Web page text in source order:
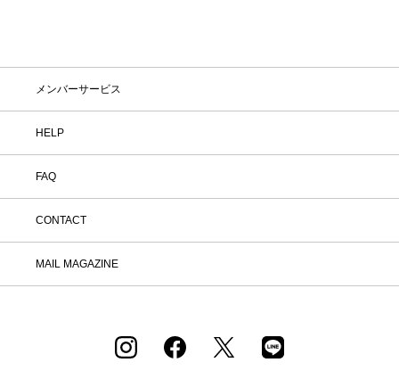
メンバーサービス
HELP
FAQ
CONTACT
MAIL MAGAZINE